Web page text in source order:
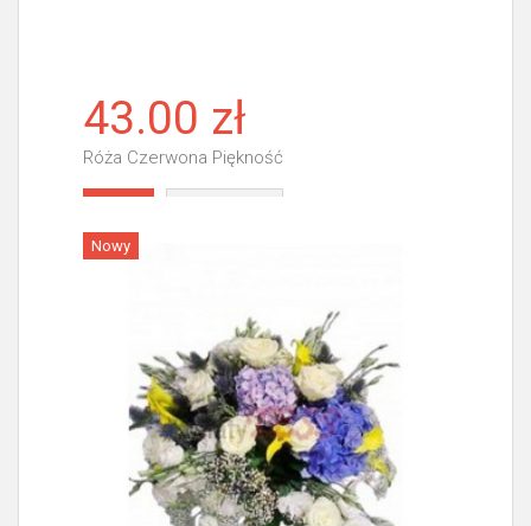
43.00 zł
Róża Czerwona Piękność
Nowy